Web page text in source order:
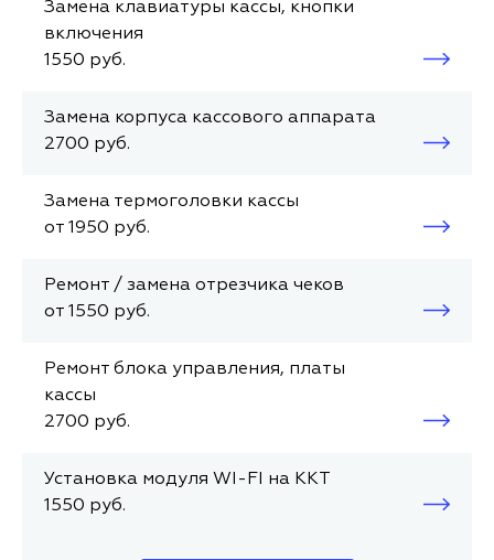
Замена клавиатуры кассы, кнопки
включения
1550 руб.
Замена корпуса кассового аппарата
2700 руб.
Замена термоголовки кассы
от 1950 руб.
Ремонт / замена отрезчика чеков
от 1550 руб.
Ремонт блока управления, платы
кассы
2700 руб.
Установка модуля WI-FI на ККТ
1550 руб.